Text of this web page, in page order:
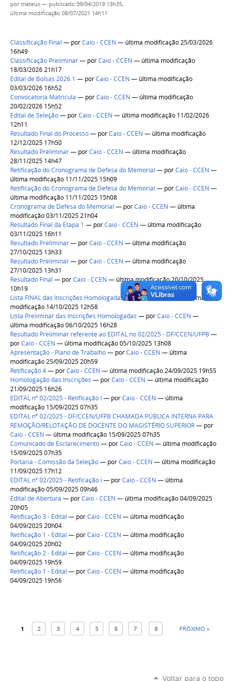
por mateus — publicado 09/04/2019 13h35,
última modificação 08/07/2021 14h11
Classificação Final — porCaio - CCEN — última modificação 25/03/2026
16h49
Classificação Preliminar— porCaio - CCEN — última modificação
18/03/2026 21h17
Edital de Bolsas 2026.1 — porCaio - CCEN — última modificação
03/03/2026 16h52
Convocatoria Matricula — porCaio - CCEN — última modificação
20/02/2026 15h52
Edital de Seleção— porCaio - CCEN — última modificação 11/02/2026
12h11
Resultado Final do Processo— porCaio - CCEN — última modificação
12/12/2025 17h50
Resultado Preliminar— porCaio - CCEN — última modificação
28/11/2025 14h47
Retificação do Cronograma de Defesa do Memorial — porCaio - CCEN —
última modificação 11/11/2025 15h09
Retificação do Cronograma de Defesa do Memorial — porCaio - CCEN —
última modificação 11/11/2025 15h08
Cronograma de Defesa do Memorial — porCaio - CCEN — última
modificação 03/11/2025 21h04
Resultado Final da Etapa 1 — porCaio - CCEN — última modificação
03/11/2025 16h11
Resultado Preliminar— porCaio - CCEN — última modificação
27/10/2025 13h33
Resultado Preliminar— porCaio - CCEN — última modificação
27/10/2025 13h31
Resultado Final — porCaio - CCEN — última modificação 20/10/2025
10h19
Lista FINAL das Inscrições Homologadas —porCaio - CCEN
— última
modificação 14/10/2025 12h58
Lista Preliminar das Inscrições Homologadas — porCaio - CCEN —
última modificação 06/10/2025 16h28
Resultado Preliminar referente ao EDITAL no 02/2025 - DF/CCEN/UFPB —
porCaio - CCEN — última modificação 05/10/2025 13h08
Apresentação - Plano de Trabalho— porCaio - CCEN — última
modificação 25/09/2025 20h59
Retificação 4— porCaio - CCEN — última modificação 24/09/2025 19h55
Homologação das Inscrições — porCaio - CCEN — última modificação
21/09/2025 16h26
EDITAL nº 02/2025 - Retificação I— porCaio - CCEN — última
modificação 15/09/2025 07h35
EDITAL nº 02/2025 - DF/CCEN/UFPB CHAMADA PÚBLICA INTERNA PARA
REMOÇÃO/RELOTAÇÃO DE DOCENTE DO MAGISTÉRIO SUPERIOR— por
Caio - CCEN — última modificação 15/09/2025 07h35
Comunicado de Esclarecimento— porCaio - CCEN — última modificação
15/09/2025 07h35
Portaria - Comissão da Seleção— porCaio - CCEN — última modificação
11/09/2025 17h12
EDITAL nº 02/2025 - Retificação I— porCaio - CCEN — última
modificação 05/09/2025 09h46
Edital de Abertura — porCaio - CCEN — última modificação 04/09/2025
20h05
Retificação 3 - Edital — porCaio - CCEN — última modificação
04/09/2025 20h04
Retificação 1 - Edital — porCaio - CCEN — última modificação
04/09/2025 20h02
Retificação 2 - Edital — porCaio - CCEN — última modificação
04/09/2025 19h59
Retificação 1 - Edital — porCaio - CCEN — última modificação
04/09/2025 19h56
1 2 3 4 5 6 7 8 PRÓXIMO »
Voltar para o topo